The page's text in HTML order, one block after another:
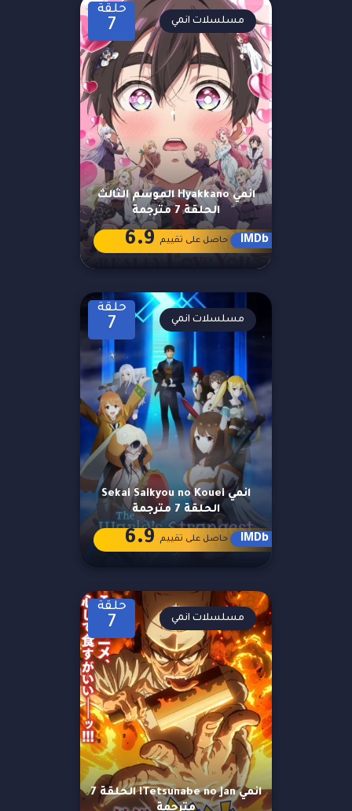
حلقة
7
انمي Hyakkano الموسم الثالث
الحلقة 7 مترجمة
مسلسلات انمي
IMDb حاصل على تقييم 6.9
حلقة
7
انمي Sekai Saikyou no Kouei
الحلقة 7 مترجمة
مسلسلات انمي
IMDb حاصل على تقييم 6.9
حلقة
7
انمي Tetsunabe no Jan! الحلقة 7
مترجمة
مسلسلات انمي